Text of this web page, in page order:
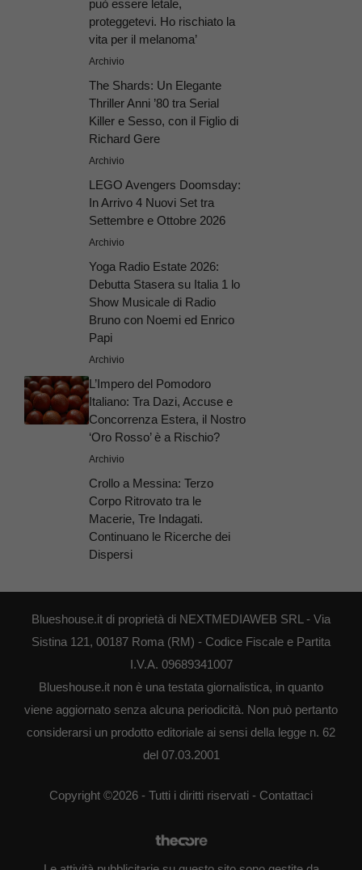
può essere letale,
proteggetevi. Ho rischiato la
vita per il melanoma’
Archivio
The Shards: Un Elegante
Thriller Anni ’80 tra Serial
Killer e Sesso, con il Figlio di
Richard Gere
Archivio
LEGO Avengers Doomsday:
In Arrivo 4 Nuovi Set tra
Settembre e Ottobre 2026
Archivio
Yoga Radio Estate 2026:
Debutta Stasera su Italia 1 lo
Show Musicale di Radio
Bruno con Noemi ed Enrico
Papi
Archivio
L’Impero del Pomodoro
Italiano: Tra Dazi, Accuse e
Concorrenza Estera, il Nostro
‘Oro Rosso’ è a Rischio?
Archivio
Crollo a Messina: Terzo
Corpo Ritrovato tra le
Macerie, Tre Indagati.
Continuano le Ricerche dei
Dispersi
Blueshouse.it di proprietà di NEXTMEDIAWEB SRL - Via
Sistina 121, 00187 Roma (RM) - Codice Fiscale e Partita
I.V.A. 09689341007
Blueshouse.it non è una testata giornalistica, in quanto
viene aggiornato senza alcuna periodicità. Non può pertanto
considerarsi un prodotto editoriale ai sensi della legge n. 62
del 07.03.2001
Copyright ©2026 - Tutti i diritti riservati - Contattaci